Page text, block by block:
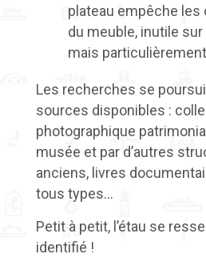
plateau empêche
du meuble, inutile
mais
Les recherches se
sources disponibles :
photographique
musée et par d’autres
anciens, livres
tous types…
Petit à petit, l’étau se
identifié !